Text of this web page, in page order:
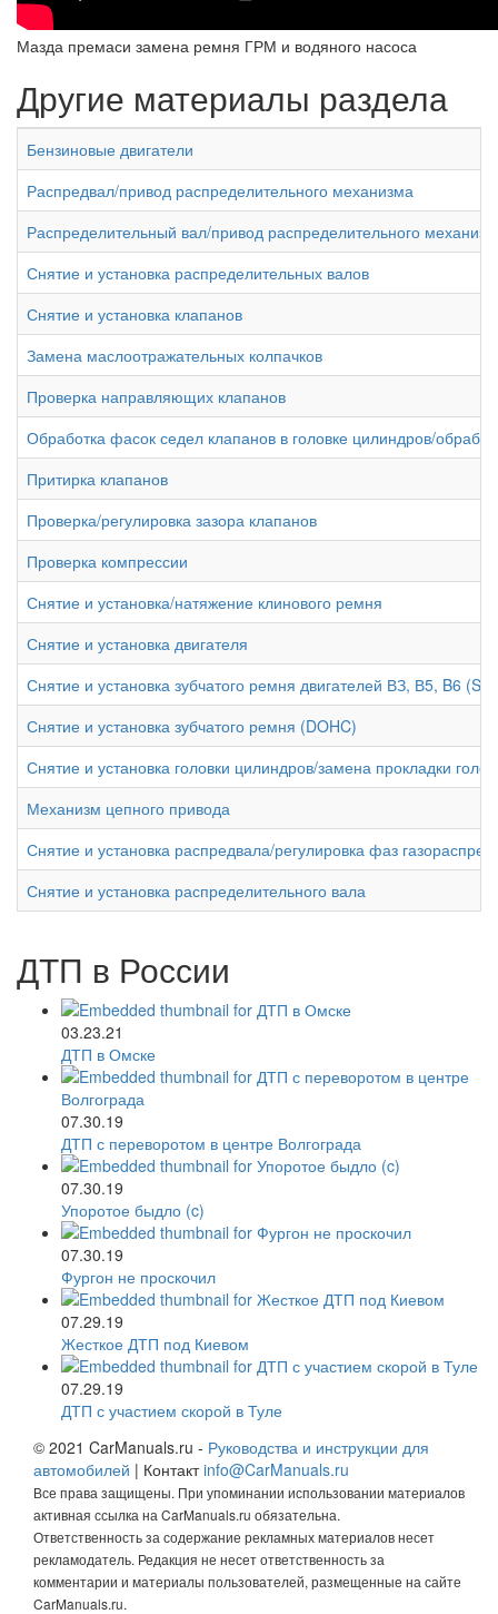
Мазда премаси замена ремня ГРМ и водяного насоса
Другие материалы раздела
Бензиновые двигатели
Распредвал/привод распределительного механизма
Распределительный вал/привод распределительного
Снятие и установка распределительных валов
Снятие и установка клапанов
Замена маслоотражательных колпачков
Проверка направляющих клапанов
Обработка фасок седел клапанов в головке цилиндров/
Притирка клапанов
Проверка/регулировка зазора клапанов
Проверка компрессии
Снятие и установка/натяжение клинового ремня
Снятие и установка двигателя
Снятие и установка зубчатого ремня двигателей ВЗ, В5, B6
Снятие и установка зубчатого ремня (DOHC)
Снятие и установка головки цилиндров/замена прокладки
Механизм цепного привода
Снятие и установка распредвала/регулировка фаз
Снятие и установка распределительного вала
ДТП в России
03.23.21
ДТП в Омске
07.30.19
ДТП с переворотом в центре Волгограда
07.30.19
Упоротое быдло (c)
07.30.19
Фургон не проскочил
07.29.19
Жесткое ДТП под Киевом
07.29.19
ДТП с участием скорой в Туле
© 2021 CarManuals.ru - Руководства и инструкции для
автомобилей | Контактinfo@CarManuals.ru
Все права защищены. При упоминании использовании материалов
активная ссылка на CarManuals.ru обязательна.
Ответственность за содержание рекламных материалов несет
рекламодатель. Редакция не несет ответственность за
комментарии и материалы пользователей, размещенные на сайте
CarManuals.ru.